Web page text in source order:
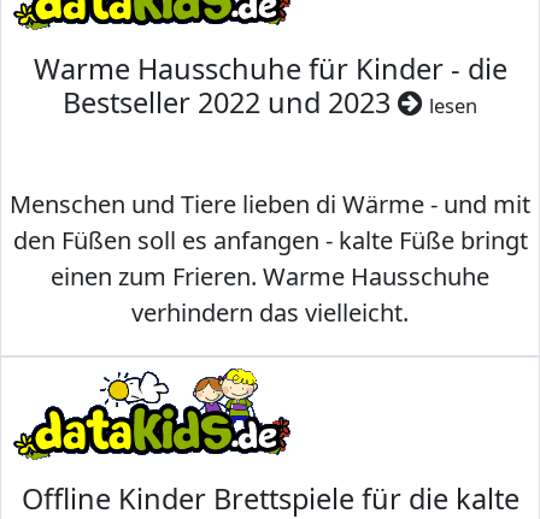
Warme Hausschuhe für Kinder - die
Bestseller 2022 und 2023
lesen
Menschen und Tiere lieben di Wärme - und mit
den Füßen soll es anfangen - kalte Füße bringt
einen zum Frieren. Warme Hausschuhe
verhindern das vielleicht.
Offline Kinder Brettspiele für die kalte